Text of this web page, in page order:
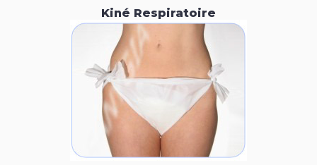
Kiné Respiratoire